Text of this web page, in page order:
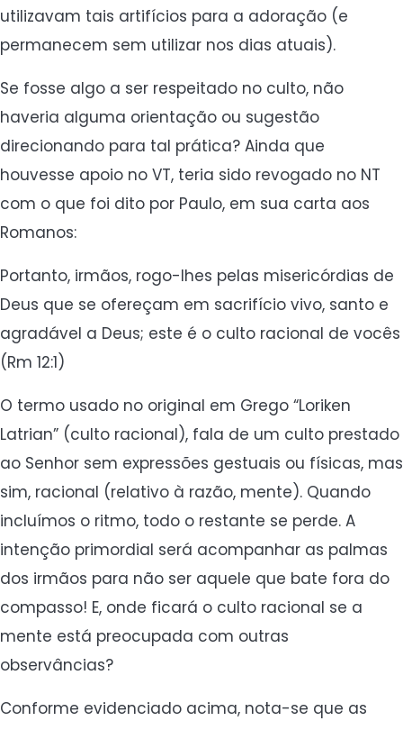
utilizavam tais artifícios para a adoração (e
permanecem sem utilizar nos dias atuais).
Se fosse algo a ser respeitado no culto, não
haveria alguma orientação ou sugestão
direcionando para tal prática? Ainda que
houvesse apoio no VT, teria sido revogado no NT
com o que foi dito por Paulo, em sua carta aos
Romanos:
Portanto, irmãos, rogo-lhes pelas misericórdias de
Deus que se ofereçam em sacrifício vivo, santo e
agradável a Deus; este é o culto racional de vocês
(Rm 12:1)
O termo usado no original em Grego “Loriken
Latrian” (culto racional), fala de um culto prestado
ao Senhor sem expressões gestuais ou físicas, mas
sim, racional (relativo à razão, mente). Quando
incluímos o ritmo, todo o restante se perde. A
intenção primordial será acompanhar as palmas
dos irmãos para não ser aquele que bate fora do
compasso! E, onde ficará o culto racional se a
mente está preocupada com outras
observâncias?
Conforme evidenciado acima, nota-se que as